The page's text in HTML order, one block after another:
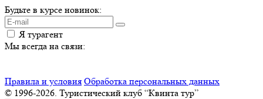
Будьте в курсе новинок:
Я турагент
Мы всегда на связи:
Правила и условия Обработка персональных данных
© 1996-2026. Туристический клуб “Квинта тур”